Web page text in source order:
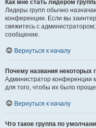
Как мне стать лидером
Лидеры групп обычно
конференции. Если вы
свяжитесь с
сообщение.
Вернуться к началу
Почему названия некоторых
Администратор конференции
для того, чтобы их было проще
Вернуться к началу
Что такое группа по